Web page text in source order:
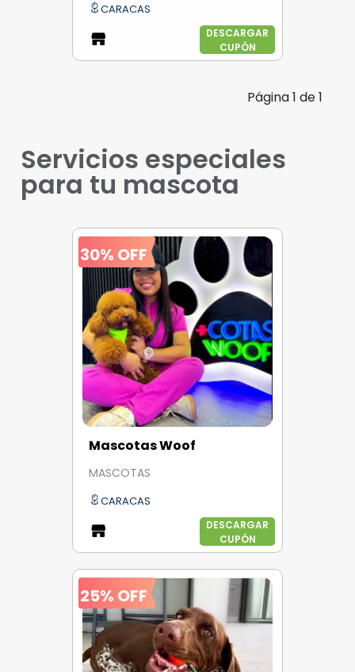
CARACAS
DESCARGAR
CUPÓN
Página1 de1
Servicios especiales
para tu mascota
30% OFF
Mascotas Woof
MASCOTAS
CARACAS
DESCARGAR
CUPÓN
25% OFF